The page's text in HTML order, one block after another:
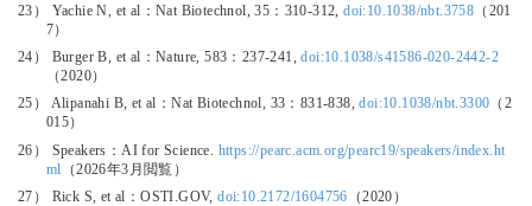
23） Yachie N, et al：Nat Biotechnol, 35：310-312,doi:10.1038/nbt.3758 （201
7）
24） Burger B, et al：Nature, 583：237-241,doi:10.1038/s41586-020-2442-2
（2020）
25） Alipanahi B, et al：Nat Biotechnol, 33：831-838,doi:10.1038/nbt.3300 （2
015）
26） Speakers：AI for Science. https://pearc.acm.org/pearc19/speakers/index.ht
ml （2026年3月閲覧）
27） Rick S, et al：OSTI.GOV,doi:10.2172/1604756 （2020）